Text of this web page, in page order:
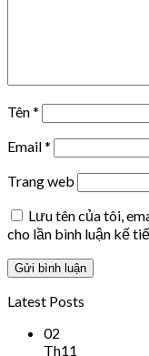
Tên*
Email*
Trang web
Lưu tên của tôi,
cho lần bình luận kế
Latest Posts
02
Th11